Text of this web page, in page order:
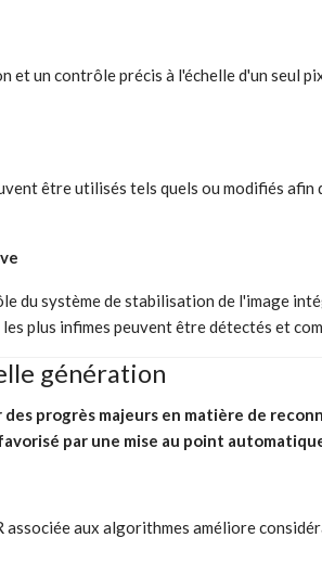
et un contrôle précis à l'échelle d'un
être utilisés tels quels ou modifiés
du système de stabilisation de l'image
plus infimes peuvent être détectés et
génération
progrès majeurs en matière de
par une mise au point
aux algorithmes améliore